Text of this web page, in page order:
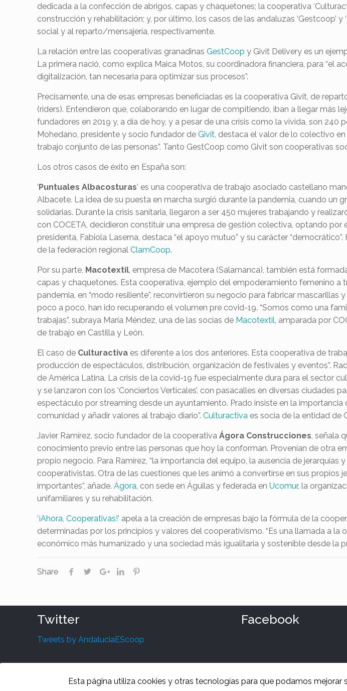
dedicada a la confección de abrigos, capas y chaquetones; la cooperativa
construcción y rehabilitación; y, por último, los casos de las andaluzas ‘Gestcoop’
social y al reparto/mensajería, respectivamente.
La relación entre las cooperativas granadinasGestCoop y Givit Delivery es un
La primera nació, como explica Maica Motos, su coordinadora financiera, para “el
digitalización, tan necesaria para optimizar sus procesos”.
Precisamente, una de esas empresas beneficiadas es la cooperativa Givit, de
(riders). Entendieron que, colaborando en lugar de compitiendo, iban a llegar más
fundadores en 2019 y, a día de hoy, y a pesar de una crisis como la vivida, son
Mohedano, presidente y socio fundador deGivit, destaca el valor de lo colectivo
trabajo conjunto de las personas”. Tanto GestCoop como Givit son cooperativas
Los otros casos de éxito en España son:
‘Puntuales Albacosturas’ es una cooperativa de trabajo asociado castellano
Albacete. La idea de su puesta en marcha surgió durante la pandemia, cuando un
solidarias. Durante la crisis sanitaria, llegaron a ser 450 mujeres trabajando y
con COCETA, decidieron constituir una empresa de gestión colectiva, optando
presidenta, Fabiola Laserna, destaca “el apoyo mutuo” y su carácter “democrático”.
de la federación regionalClamCoop.
Por su parte, Macotextil, empresa de Macotera (Salamanca), también está
capas y chaquetones. Esta cooperativa, ejemplo del empoderamiento femenino
pandemia, en “modo resiliente”, reconvirtieron su negocio para fabricar
poco a poco, han ido recuperando el volumen pre covid-19. “Somos como una
trabajas”, subraya María Méndez, una de las socias de Macotextil, amparada por
de trabajo en Castilla y León.
El caso de Culturactiva es diferente a los dos anteriores. Esta cooperativa de
producción de espectáculos, distribución, organización de festivales y eventos”.
de América Latina. La crisis de la covid-19 fue especialmente dura para el sector
y se lanzaron con los ‘Conciertos Verticales’, con pasacalles en diversas
espectáculo por streaming desde un ayuntamiento. Prado insiste en la
comunidad y añadir valores al trabajo diario”.Culturactiva es socia de la entidad de
Javier Ramírez, socio fundador de la cooperativaÁgora Construcciones, señala
conocimiento previo entre las personas que hoy la conforman. Provenían de otra
propio negocio. Para Ramírez, “la importancia del equipo, la ausencia de
cooperativistas. Otra de las cuestiones que les animó a convertirse en sus
importantes”, añade.Ágora, con sede en Águilas y federada enUcomur, la
unifamiliares y su rehabilitación.
‘¡Ahora, Cooperativas!’ apela a la creación de empresas bajo la fórmula de la
determinadas por los principios y valores del cooperativismo. “Es una llamada a
económico más humanizado y una sociedad más igualitaria y sostenible desde la
Share
Twitter
Tweets by AndaluciaEScoop
Facebook
Esta página utiliza cookies y otras tecnologías para que podamos mejorar